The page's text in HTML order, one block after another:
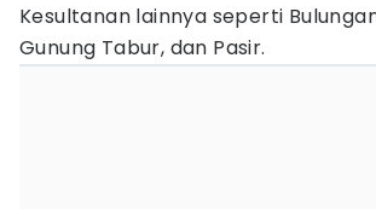
Kesultanan lainnya seperti
Gunung Tabur, dan Pasir.